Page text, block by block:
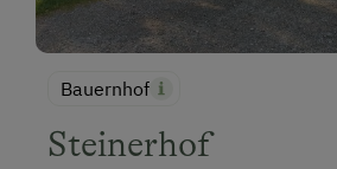
Bauernhof
Steinerhof